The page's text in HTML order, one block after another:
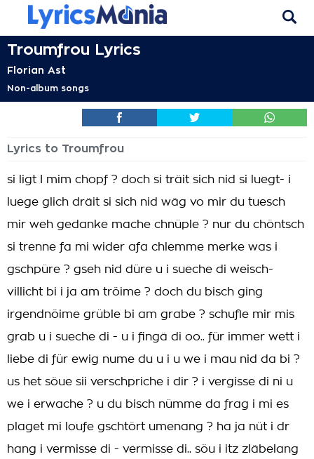
Troumfrou Lyrics
Florian Ast
Non-album songs
Lyrics to Troumfrou
si ligt I mim chopf ? doch si träit sich nid si luegt- i
luege glich dräit si sich nid wäg vo mir du tuesch
mir weh gedanke mache chnüple ? nur du chöntsch
si trenne fa mi wider afa chlemme merke was i
gschpüre ? gseh nid düre u i sueche di weisch-
villicht bi i ja am tröime ? doch du bisch ging
irgendnöime grüble bi am grabe ? schufle mir mis
grab u i sueche di - u i fingä di oo.. für immer wett i
liebe di für ewig nume du u i u we i mau nid da bi ?
us het söue sii verschpriche i dir ? i vergisse di ni u
we i erwache ? u du bisch nümme da frag i mi es
plaget mi loufe gschtört umenang ? ha ja nüt i dr
hang i vermisse di - vermisse di.. söu i itz zläbelang